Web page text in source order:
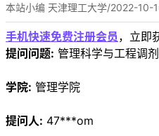
本站小编 天津理工大学/2022-10-
手机快速免费注册会员 ，立即
提问问题: 管理科学与工程调
学院: 管理学院
提问人: 47***om